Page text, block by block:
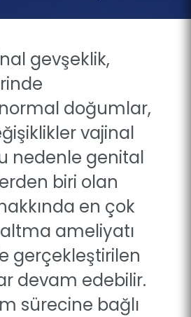
gevşeklik,
doğumlar,
vajinal
nedenle genital
biri olan
en çok
ameliyatı
gerçekleştirilen
devam edebilir.
sürecine bağlı